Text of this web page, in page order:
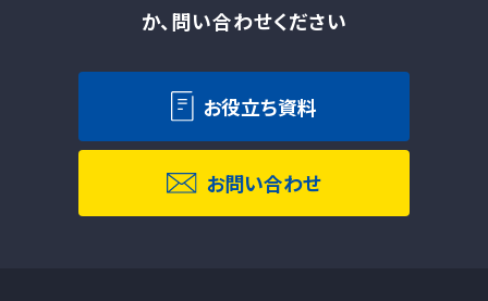
か、問い合わせください
お役立ち資料
お問い合わせ